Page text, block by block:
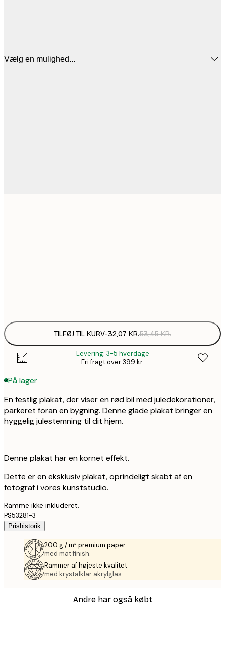
Vælg en mulighed...
TILFØJ TIL KURV-32,07 KR.53,45 KR.
Levering: 3-5 hverdage
Fri fragt over 399 kr.
På lager
En festlig plakat, der viser en rød bil med juledekorationer,
parkeret foran en bygning. Denne glade plakat bringer en
hyggelig julestemning til dit hjem.
Denne plakat har en kornet effekt.
Dette er en eksklusiv plakat, oprindeligt skabt af en
fotograf i vores kunststudio.
Ramme ikke inkluderet.
PS53281-3
Prishistorik
200 g / m² premium paper
med mat finish.
Rammer af højeste kvalitet
med krystalklar akrylglas.
Andre har også købt